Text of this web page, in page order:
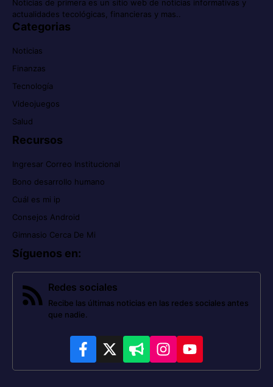
Noticias de primera es un sitio web de noticias informativas y
actualidades tecológicas, financieras y mas..
Categorias
Noticias
Finanzas
Tecnología
Videojuegos
Salud
Recursos
Ingresar Correo Institucional
Bono desarrollo humano
Cuál es mi ip
Consejos Android
Gimnasio Cerca De Mi
Síguenos en:
Redes sociales
Recibe las últimas noticias en las redes sociales antes
que nadie.